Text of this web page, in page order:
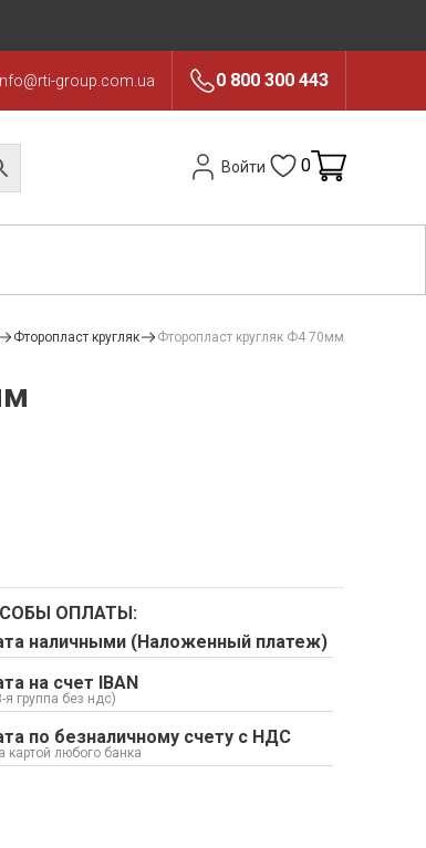
group.com.ua 0 800 300 443
Войти 0
Фторопласт кругляк Фторопласт кругляк Ф4 70мм
ОПЛАТЫ:
наличными (Наложенный платеж)
на счет IBAN
я группа без ндс)
по безналичному счету с НДС
картой любого банка